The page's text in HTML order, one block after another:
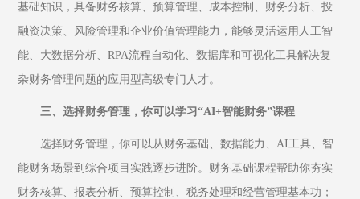
基础知识，具备财务核算、预算管理、成本控制、财务分析、投
融资决策、风险管理和企业价值管理能力，能够灵活运用人工智
能、大数据分析、RPA流程自动化、数据库和可视化工具解决复
杂财务管理问题的应用型高级专门人才。
三、选择财务管理，你可以学习“AI+智能财务”课程
选择财务管理，你可以从财务基础、数据能力、AI工具、智
能财务场景到综合项目实践逐步进阶。财务基础课程帮助你夯实
财务核算、报表分析、预算控制、税务处理和经营管理基本功；